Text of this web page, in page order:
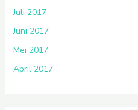
Juli 2017
Juni 2017
Mei 2017
April 2017